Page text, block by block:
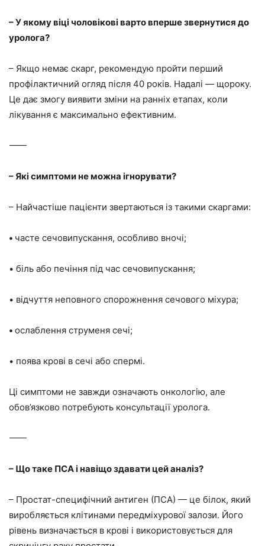
– У якому віці чоловікові варто вперше звернутися до
уролога?
– Якщо немає скарг, рекомендую пройти перший
профілактичний огляд після 40 років. Надалі — щороку.
Це дає змогу виявити зміни на ранніх етапах, коли
лікування є максимально ефективним.
⸻
– Які симптоми не можна ігнорувати?
– Найчастіше пацієнти звертаються із такими скаргами:
• часте сечовипускання, особливо вночі;
• біль або печіння під час сечовипускання;
• відчуття неповного спорожнення сечового міхура;
• ослаблення струменя сечі;
• поява крові в сечі або спермі.
Ці симптоми не завжди означають онкологію, але
обов’язково потребують консультації уролога.
⸻
– Що таке ПСА і навіщо здавати цей аналіз?
– Простат-специфічний антиген (ПСА) — це білок, який
виробляється клітинами передміхурової залози. Його
рівень визначається в крові і використовується для